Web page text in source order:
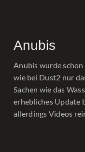
Anubis
Anubis wurde schon
wie bei Dust2 nur
Sachen wie das
erhebliches Update
allerdings Videos